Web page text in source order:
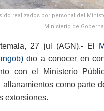
realizados por personal del
Ministerio de
27 jul (AGN).- El
dio a conocer en
con el Ministerio
allanamientos como parte
extorsiones.